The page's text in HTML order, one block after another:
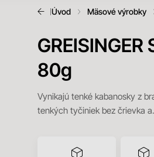
Úvod Mäsové výrobky
80g
Vynikajú tenké kabanosky z
tenkých tyčiniek bez črievka